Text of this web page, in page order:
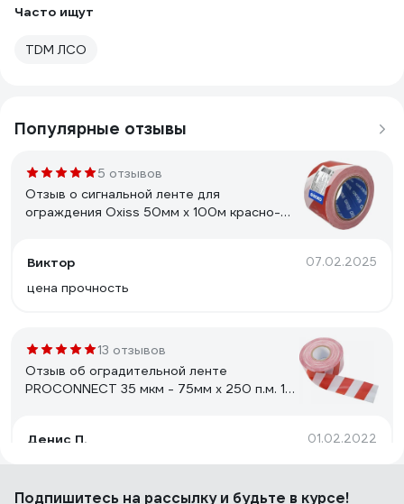
Часто ищут
TDM ЛСО
Популярные отзывы
5 отзывов
Отзыв о сигнальной ленте для
ограждения Oxiss 50мм х 100м красно-
Виктор
07.02.2025
цена прочность
13 отзывов
Отзыв об оградительной ленте
PROCONNECT 35 мкм - 75мм х 250 п.м. 19-
Денис П.
01.02.2022
Качество, метраж в катушке -250 п.метров, прочная.
Подпишитесь на рассылкуи будьте в курсе!